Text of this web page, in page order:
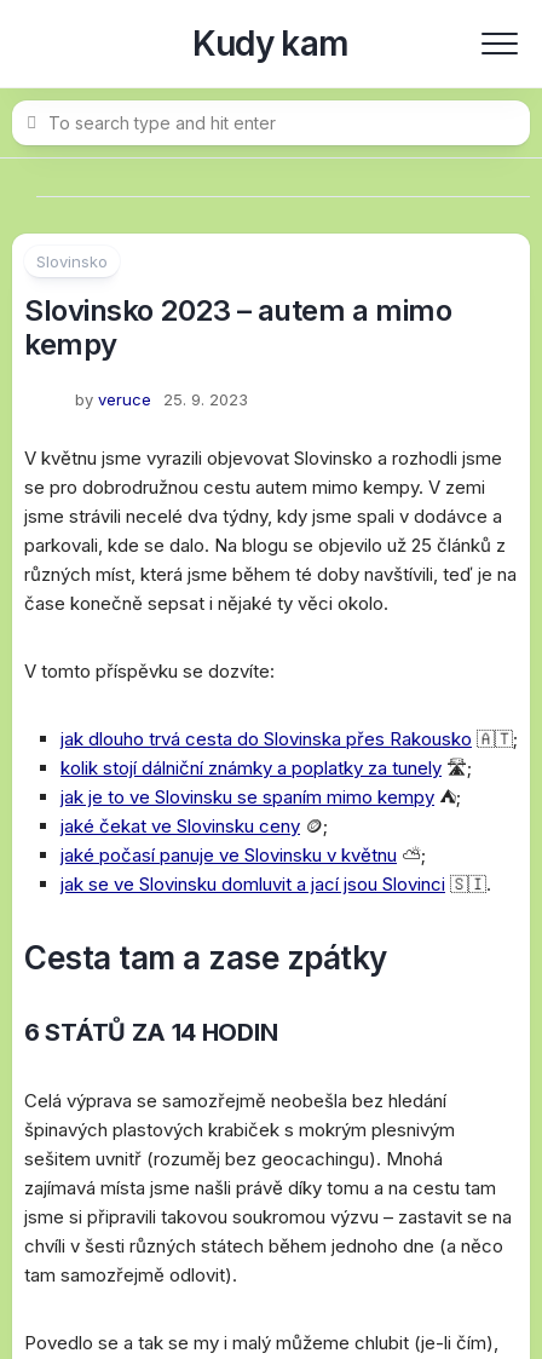
Kudy kam
Slovinsko
Slovinsko 2023 – autem a mimo
kempy
by veruce 25. 9. 2023
V květnu jsme vyrazili objevovat Slovinsko a rozhodli jsme
se pro dobrodružnou cestu autem mimo kempy. V zemi
jsme strávili necelé dva týdny, kdy jsme spali v dodávce a
parkovali, kde se dalo. Na blogu se objevilo už 25 článků z
různých míst, která jsme během té doby navštívili, teď je na
čase konečně sepsat i nějaké ty věci okolo.
V tomto příspěvku se dozvíte:
jak dlouho trvá cesta do Slovinska přes Rakousko 🇦🇹;
kolik stojí dálniční známky a poplatky za tunely 🛣️;
jak je to ve Slovinsku se spaním mimo kempy ⛺;
jaké čekat ve Slovinsku ceny 🪙;
jaké počasí panuje ve Slovinsku v květnu ⛅;
jak se ve Slovinsku domluvit a jací jsou Slovinci 🇸🇮.
Cesta tam a zase zpátky
6 STÁTŮ ZA 14 HODIN
Celá výprava se samozřejmě neobešla bez hledání
špinavých plastových krabiček s mokrým plesnivým
sešitem uvnitř (rozuměj bez geocachingu). Mnohá
zajímavá místa jsme našli právě díky tomu a na cestu tam
jsme si připravili takovou soukromou výzvu – zastavit se na
chvíli v šesti různých státech během jednoho dne (a něco
tam samozřejmě odlovit).
Povedlo se a tak se my i malý můžeme chlubit (je-li čím),